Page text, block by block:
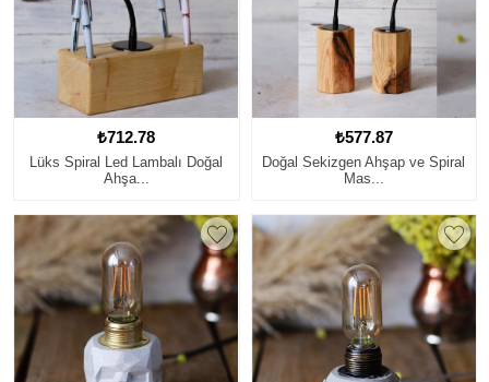
₺712.78
Lüks Spiral Led Lambalı Doğal
Ahşa...
₺577.87
Doğal Sekizgen Ahşap ve Spiral
Mas...